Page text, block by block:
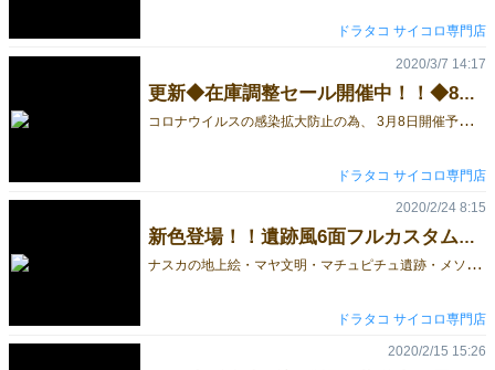
ドラタコ サイコロ専門店
更新◆在庫調整セール開催中！！◆8日末ぐらいまで
コ
ロナウイルスの感染拡大防止の為、 3月8日開催予定だったゲームマーケット2020大阪が中止となりました。 残念ですがコレばっかりは仕方がないので、ドラタコではイベント販売の変わりに 『イベント中止による在庫調整セール』を実施中です。 ※セールはドラタコ本店のみとなります。ヤフー店は対象外です。 実施期間：3月6日夕方ぐらい～3月8日末ぐらいまで ※サイコロを始めとした多数が20%以上OFFとなります。 ※新商品や一部のカスタム等はセール対象外です。 ◆在庫調整セール特典 お買上げ商品価格の合計が4,000円を越えるとオマケが付いてくる！！ セール期間中はドラタコ本店にお越しください！！ サイコロ専門店ドラタコ（https://dorataco.com/）
2020/3/7 14:17
ドラタコ サイコロ専門店
新色登場！！遺跡風6面フルカスタムダイス（デザイン修正版）
ナ
スカの地上絵・マヤ文明・マチュピチュ遺跡・メソポタミア・インカ帝国など、 何処かで見たことがある模様の遺跡風6面サイコロ デザイン修正版を入荷しました。 ◆デザイン修正版で追加された色 ・青まだら＆ゴールド ・青まだら＆シルバー ・各まだら色にゴールド ◆遺跡風の基本デザインに変更はありません 1～6面のモチーフは1→太陽、2→蛇、3→魚、4→鳥、5→亀、6→人となっています。 ◆黒まだら-試作品 ◆黒まだら-デザイン修正版 ◆赤まだら-試作品 ◆赤まだら-デザイン修正版 ◆緑まだら-試作品 ◆緑まだら-デザイン修正版 新色◆青まだら プロトタイプやデザイン修正版はイベントやドラタコのホームページ(dorataco.com)でお求めいただけます。 ◆ドラタコのその他の記事はこちら サイコロ専門店ドラタコ
2020/2/24 8:15
ドラタコ サイコロ専門店
2020/2/15 15:26